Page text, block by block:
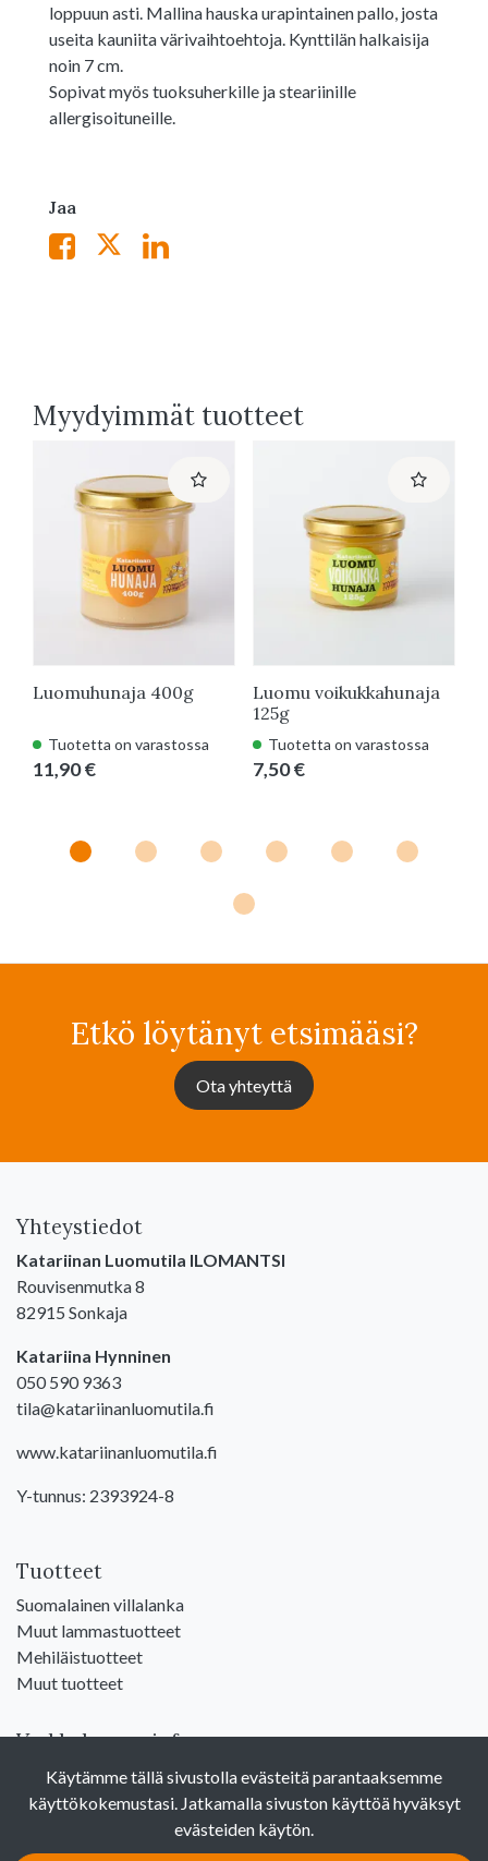
Käytämme tällä sivustolla evästeitä parantaaksemme
käyttökokemustasi. Jatkamalla sivuston käyttöä hyväksyt
evästeiden käytön.
loppuun asti. Mallina hauska urapintainen pallo, josta
useita kauniita värivaihtoehtoja. Kynttilän halkaisija
noin 7 cm.
Sopivat myös tuoksuherkille ja steariinille
allergisoituneille.
Jaa
Myydyimmät tuotteet
Luomuhunaja 400g
Tuotetta on varastossa
11,90 €
Luomu voikukkahunaja
125g
Tuotetta on varastossa
7,50 €
Etkö löytänyt etsimääsi?
Ota yhteyttä
Yhteystiedot
Katariinan Luomutila ILOMANTSI
Rouvisenmutka 8
82915 Sonkaja
Katariina Hynninen
050 590 9363
tila@katariinanluomutila.fi
www.katariinanluomutila.fi
Y-tunnus: 2393924-8
Tuotteet
Suomalainen villalanka
Muut lammastuotteet
Mehiläistuotteet
Muut tuotteet
Verkkokauppainfo
Näin teet ostoksia verkkokaupassa
Sopimusehdot
Maksutavat